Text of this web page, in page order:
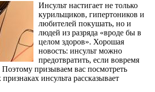
Инсульт настигает не только
курильщиков, гипертоников и
любителей покушать, но и
людей из разряда «вроде бы в
целом здоров». Хорошая
новость: инсульт можно
предотвратить, если вовремя
Поэтому призываем вас посмотреть
инсульта рассказывает